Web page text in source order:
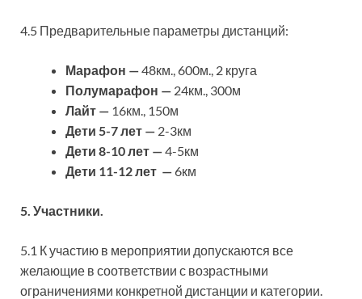
4.5 Предварительные параметры дистанций:
Марафон —48км., 600м., 2 круга
Полумарафон — 24км., 300м
Лайт — 16км., 150м
Дети 5-7 лет — 2-3км
Дети 8-10 лет —4-5км
Дети 11-12 лет — 6км
5. Участники.
5.1 К участию в мероприятии допускаются все
желающие в соответствии с возрастными
ограничениями конкретной дистанции и категории.